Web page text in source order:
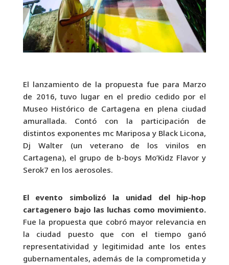
El lanzamiento de la propuesta fue para Marzo
de 2016, tuvo lugar en el predio cedido por el
Museo Histórico de Cartagena en plena ciudad
amurallada. Contó con la participación de
distintos exponentes mc Mariposa y Black Licona,
Dj Walter (un veterano de los vinilos en
Cartagena), el grupo de b-boys Mo’Kidz Flavor y
Serok7 en los aerosoles.
El evento simbolizó la unidad del hip-hop
cartagenero bajo las luchas como movimiento.
Fue la propuesta que cobró mayor relevancia en
la ciudad puesto que con el tiempo ganó
representatividad y legitimidad ante los entes
gubernamentales, además de la comprometida y